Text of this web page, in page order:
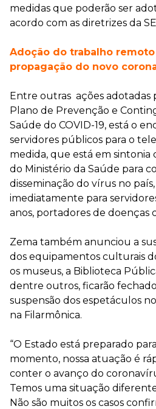
medidas que poderão ser
acordo com as diretrizes da
Adoção do trabalho
propagação do novo
Entre outras ações adotadas
Plano de Prevenção e
Saúde do COVID-19, está o
servidores públicos para o
medida, que está em sintonia
do Ministério da Saúde para
disseminação do vírus no
imediatamente para
anos, portadores de doenças
Zema também anunciou a
dos equipamentos culturais
os museus, a Biblioteca
dentre outros, ficarão
suspensão dos espetáculos
na Filarmônica.
“O Estado está preparado
momento, nossa atuação é
conter o avanço do
Temos uma situação
Não são muitos os casos